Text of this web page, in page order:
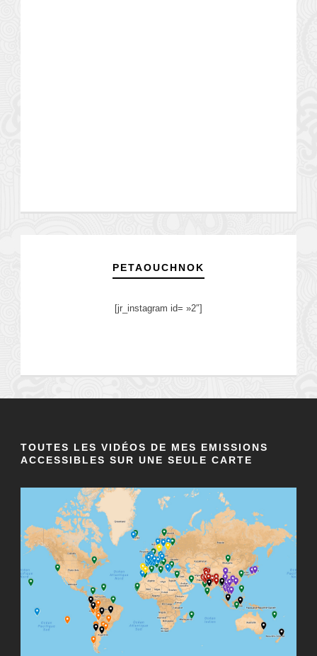
PETAOUCHNOK
[jr_instagram id= »2″]
TOUTES LES VIDÉOS DE MES EMISSIONS
ACCESSIBLES SUR UNE SEULE CARTE